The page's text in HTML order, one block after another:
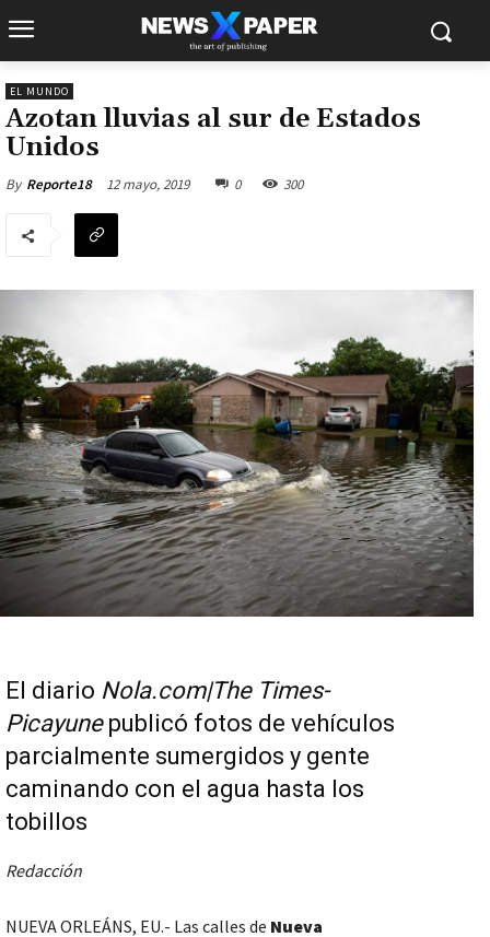
EL MUNDO
Azotan lluvias al sur de Estados
Unidos
By Reporte18 12 mayo, 2019 0 300
El diario Nola.com|The Times-
Picayune publicó fotos de vehículos
parcialmente sumergidos y gente
caminando con el agua hasta los
tobillos
Redacción
NUEVA ORLEÁNS, EU.- Las calles de Nueva